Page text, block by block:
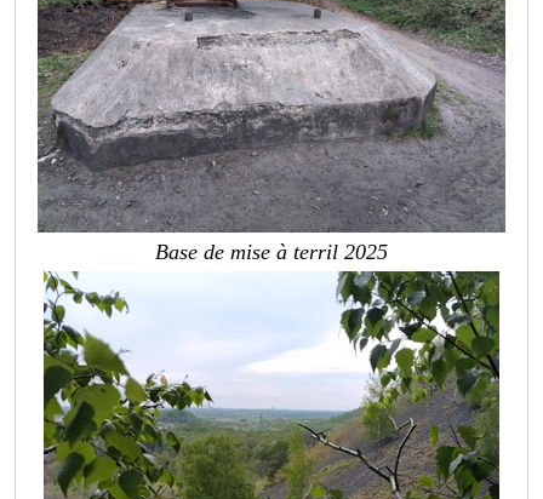
Base de mise à terril 2025